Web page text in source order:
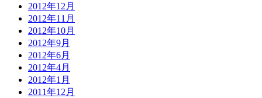
2012年12月
2012年11月
2012年10月
2012年9月
2012年6月
2012年4月
2012年1月
2011年12月